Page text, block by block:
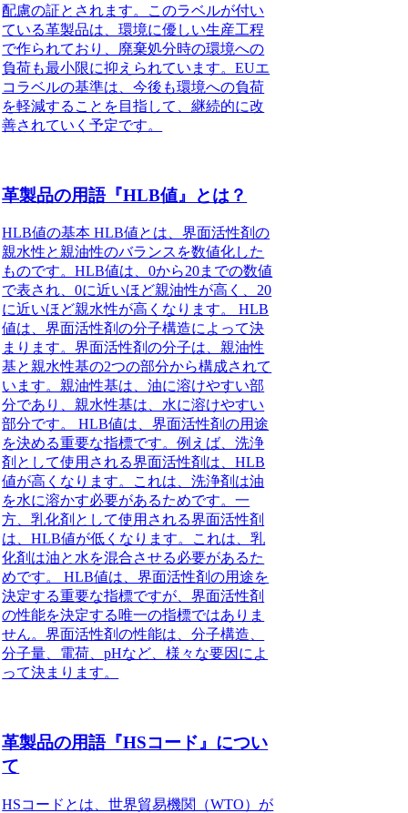
配慮の証とされます。このラベルが付い
ている革製品は、環境に優しい生産工程
で作られており、廃棄処分時の環境への
負荷も最小限に抑えられています。EUエ
コラベルの基準は、今後も環境への負荷
を軽減することを目指して、継続的に改
善されていく予定です。
革製品の用語『HLB値』とは？
HLB値の基本 HLB値とは、界面活性剤の
親水性と親油性のバランスを数値化した
ものです。HLB値は、0から20までの数値
で表され、0に近いほど親油性が高く、20
に近いほど親水性が高くなります。 HLB
値は、界面活性剤の分子構造によって決
まります。界面活性剤の分子は、親油性
基と親水性基の2つの部分から構成されて
います。親油性基は、油に溶けやすい部
分であり、親水性基は、水に溶けやすい
部分です。 HLB値は、界面活性剤の用途
を決める重要な指標です。例えば、洗浄
剤として使用される界面活性剤は、HLB
値が高くなります。これは、洗浄剤は油
を水に溶かす必要があるためです。一
方、乳化剤として使用される界面活性剤
は、HLB値が低くなります。これは、乳
化剤は油と水を混合させる必要があるた
めです。 HLB値は、界面活性剤の用途を
決定する重要な指標ですが、界面活性剤
の性能を決定する唯一の指標ではありま
せん。界面活性剤の性能は、分子構造、
分子量、電荷、pHなど、様々な要因によ
って決まります。
革製品の用語『HSコード』につい
て
HSコードとは、世界貿易機関（WTO）が